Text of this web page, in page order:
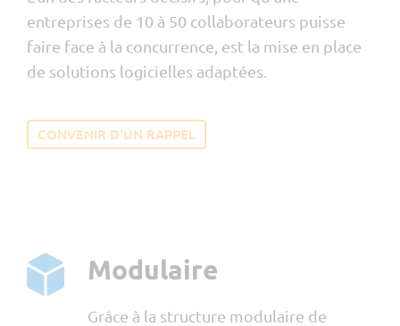
entreprises de 10 à 50 collaborateurs puisse
faire face à la concurrence, est la mise en place
de solutions logicielles adaptées.
CONVENIR D'UN RAPPEL
Modulaire
Grâce à la structure modulaire de